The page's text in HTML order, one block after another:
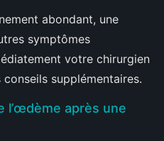
abondant, une
symptômes
votre chirurgien
supplémentaires.
l’œdème après une